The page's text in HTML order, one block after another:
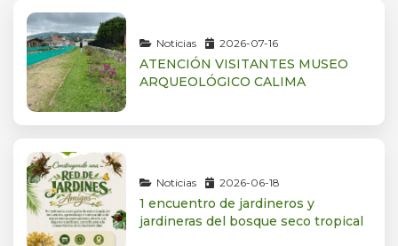
Noticias 2026-07-16
ATENCIÓN VISITANTES MUSEO
ARQUEOLÓGICO CALIMA
Noticias 2026-06-18
1 encuentro de jardineros y
jardineras del bosque seco tropical